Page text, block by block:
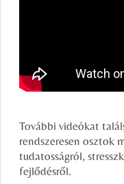
További videókat
rendszeresen osztok
tudatosságról,
fejlődésről.